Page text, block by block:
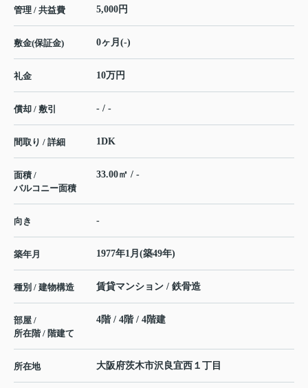
管理 / 共益費 5,000円
敷金(保証金) 0ヶ月(-)
礼金 10万円
償却 / 敷引 - / -
間取り / 詳細 1DK
面積 /
バルコニー面積
33.00㎡ / -
向き -
築年月 1977年1月(築49年)
種別 / 建物構造 賃貸マンション / 鉄骨造
部屋 /
所在階 / 階建て
4階 / 4階 / 4階建
所在地 大阪府茨木市沢良宜西 １丁目